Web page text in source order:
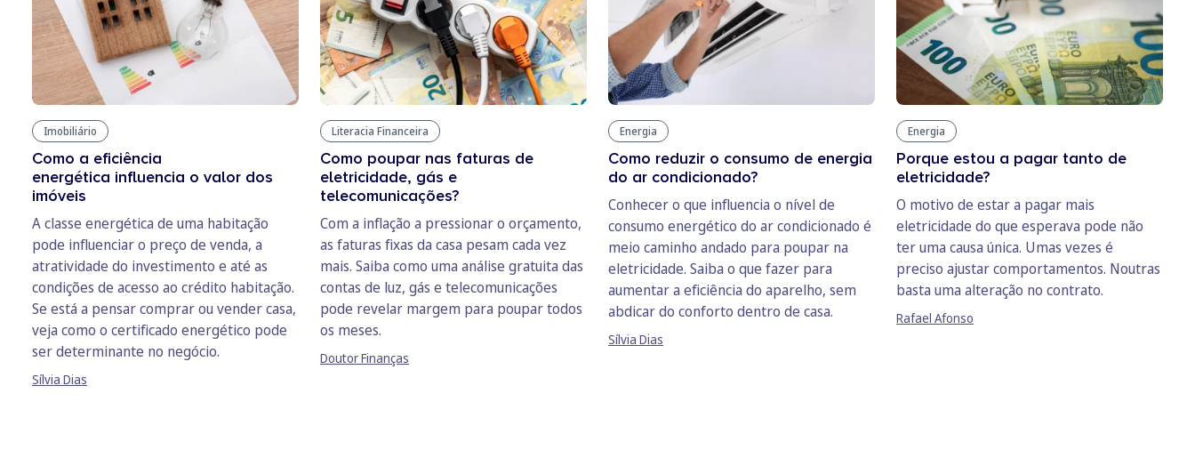
Imobiliário
Como a eficiência
energética influencia o valor dos
imóveis
A classe energética de uma habitação
pode influenciar o preço de venda, a
atratividade do investimento e até as
condições de acesso ao crédito habitação.
Se está a pensar comprar ou vender casa,
veja como o certificado energético pode
ser determinante no negócio.
Sílvia Dias
Literacia Financeira
Como poupar nas faturas de
eletricidade, gás e
telecomunicações?
Com a inflação a pressionar o orçamento,
as faturas fixas da casa pesam cada vez
mais. Saiba como uma análise gratuita das
contas de luz, gás e telecomunicações
pode revelar margem para poupar todos
os meses.
Doutor Finanças
Energia
Como reduzir o consumo de energia
do ar condicionado?
Conhecer o que influencia o nível de
consumo energético do ar condicionado é
meio caminho andado para poupar na
eletricidade. Saiba o que fazer para
aumentar a eficiência do aparelho, sem
abdicar do conforto dentro de casa.
Sílvia Dias
Energia
Porque estou a pagar tanto de
eletricidade?
O motivo de estar a pagar mais
eletricidade do que esperava pode não
ter uma causa única. Umas vezes é
preciso ajustar comportamentos. Noutras
basta uma alteração no contrato.
Rafael Afonso